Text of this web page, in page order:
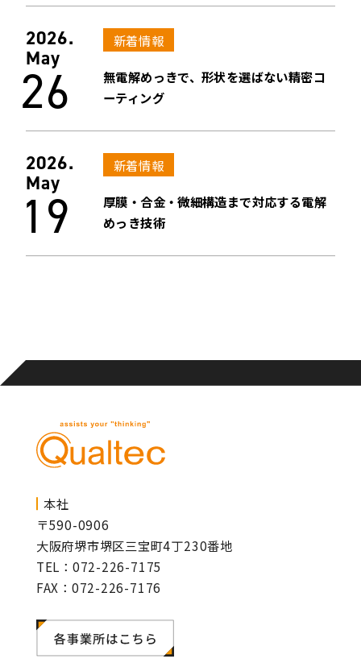
2026.
May
26
新着情報
無電解めっきで、形状を選ばない精密コ
ーティング
2026.
May
19
新着情報
厚膜・合金・微細構造まで対応する電解
めっき技術
本社
〒590-0906
大阪府堺市堺区三宝町4丁230番地
TEL：072-226-7175
FAX：072-226-7176